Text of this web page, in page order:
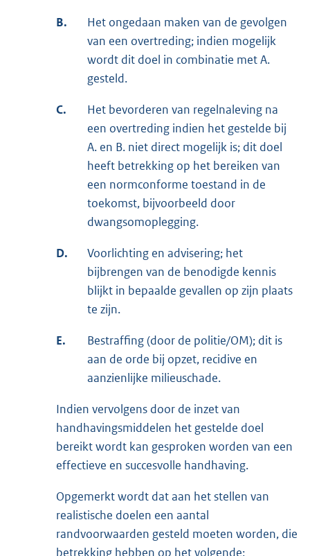
B.
Het ongedaan maken van de gevolgen
van een overtreding; indien mogelijk
wordt dit doel in combinatie met A.
gesteld.
C.
Het bevorderen van regelnaleving na
een overtreding indien het gestelde bij
A. en B. niet direct mogelijk is; dit doel
heeft betrekking op het bereiken van
een normconforme toestand in de
toekomst, bijvoorbeeld door
dwangsomoplegging.
D.
Voorlichting en advisering; het
bijbrengen van de benodigde kennis
blijkt in bepaalde gevallen op zijn plaats
te zijn.
E.
Bestraffing (door de politie/OM); dit is
aan de orde bij opzet, recidive en
aanzienlijke milieuschade.
Indien vervolgens door de inzet van
handhavingsmiddelen het gestelde doel
bereikt wordt kan gesproken worden van een
effectieve en succesvolle handhaving.
Opgemerkt wordt dat aan het stellen van
realistische doelen een aantal
randvoorwaarden gesteld moeten worden, die
betrekking hebben op het volgende: